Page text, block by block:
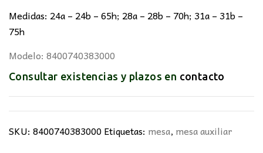
Medidas: 24a – 24b – 65h; 28a – 28b – 70h; 31a – 31b –
75h
Modelo: 8400740383000
Consultar existencias y plazos en contacto
SKU: 8400740383000Etiquetas: mesa, mesa auxiliar